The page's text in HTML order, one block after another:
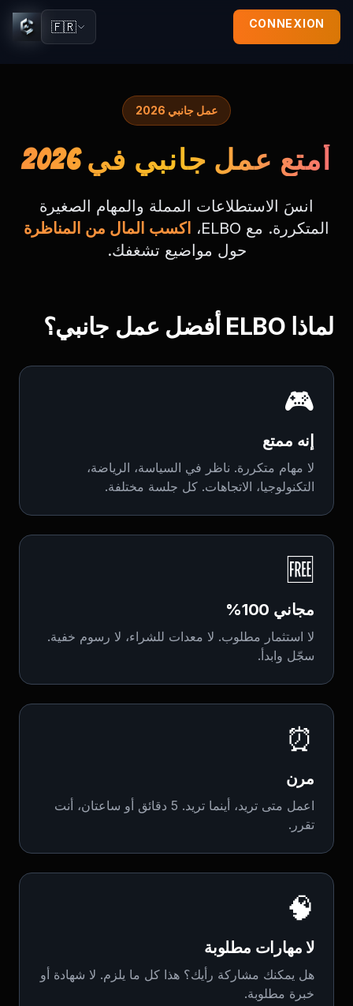
🇫🇷 CONNEXION
عمل جانبي 2026
أمتع عمل جانبي في 2026
انسَ الاستطلاعات المملة والمهام الصغيرة
المتكررة. مع ELBO،
اكسب المال من المناظرة
حول مواضيع تشغفك.
لماذا ELBO أفضل عمل جانبي؟
🎮
إنه ممتع
لا مهام متكررة. ناظر في السياسة، الرياضة،
التكنولوجيا، الاتجاهات. كل جلسة مختلفة.
🆓
مجاني 100%
لا استثمار مطلوب. لا معدات للشراء، لا رسوم خفية.
سجّل وابدأ.
⏰
مرن
اعمل متى تريد، أينما تريد. 5 دقائق أو ساعتان، أنت
تقرر.
🧠
لا مهارات مطلوبة
هل يمكنك مشاركة رأيك؟ هذا كل ما يلزم. لا شهادة أو
خبرة مطلوبة.